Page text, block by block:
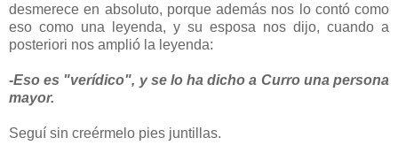
desmerece en absoluto, porque además nos lo contó como
eso como una leyenda, y su esposa nos dijo, cuando a
posteriori nos amplió la leyenda:
-Eso es "verídico", y se lo ha dicho a Curro una persona
mayor.
Seguí sin creérmelo pies juntillas.